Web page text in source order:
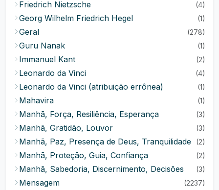
Friedrich Nietzsche (4)
Georg Wilhelm Friedrich Hegel (1)
Geral (278)
Guru Nanak (1)
Immanuel Kant (2)
Leonardo da Vinci (4)
Leonardo da Vinci (atribuição errônea) (1)
Mahavira (1)
Manhã, Força, Resiliência, Esperança (3)
Manhã, Gratidão, Louvor (3)
Manhã, Paz, Presença de Deus, Tranquilidade (2)
Manhã, Proteção, Guia, Confiança (2)
Manhã, Sabedoria, Discernimento, Decisões (3)
Mensagem (2237)